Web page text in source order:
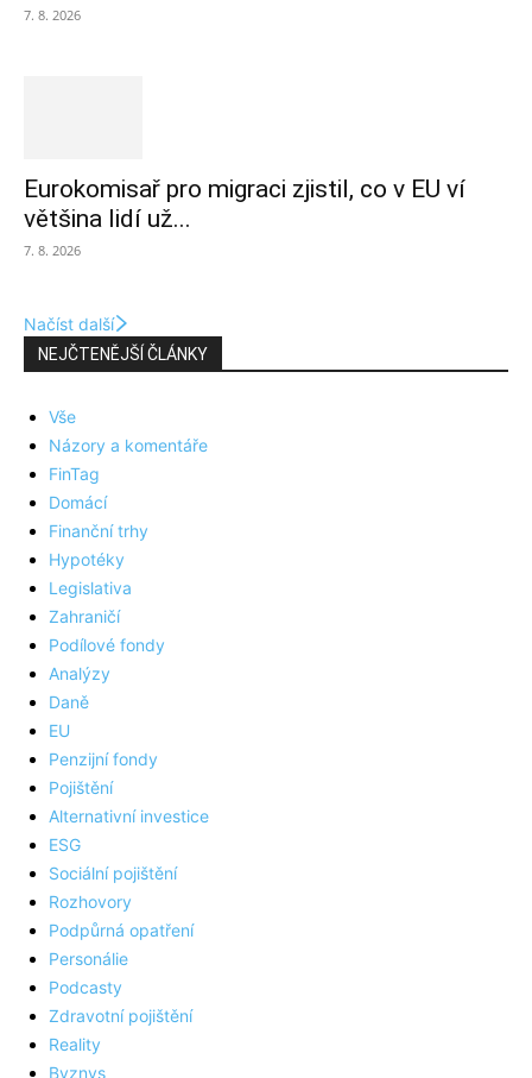
7. 8. 2026
Eurokomisař pro migraci zjistil, co v EU ví
většina lidí už...
7. 8. 2026
Načíst další
NEJČTENĚJŠÍ ČLÁNKY
Vše
Názory a komentáře
FinTag
Domácí
Finanční trhy
Hypotéky
Legislativa
Zahraničí
Podílové fondy
Analýzy
Daně
EU
Penzijní fondy
Pojištění
Alternativní investice
ESG
Sociální pojištění
Rozhovory
Podpůrná opatření
Personálie
Podcasty
Zdravotní pojištění
Reality
Byznys